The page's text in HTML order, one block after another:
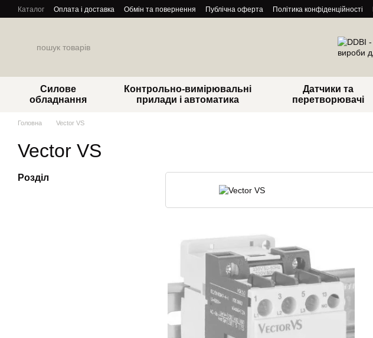
Перейти до основного контенту
Каталог Оплата і доставка Обмін та повернення Публічна оферта Політика конфіденційності
Силове
обладнання
Контрольно-вимірювальні
прилади і автоматика
Датчики та
перетворювачі
Головна Vector VS
Vector VS
Розділ